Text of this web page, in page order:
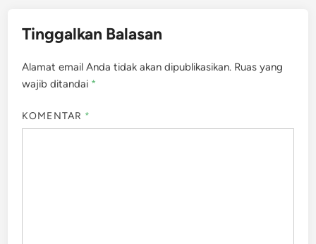
Tinggalkan Balasan
Alamat email Anda tidak akan dipublikasikan. Ruas yang
wajib ditandai *
KOMENTAR *